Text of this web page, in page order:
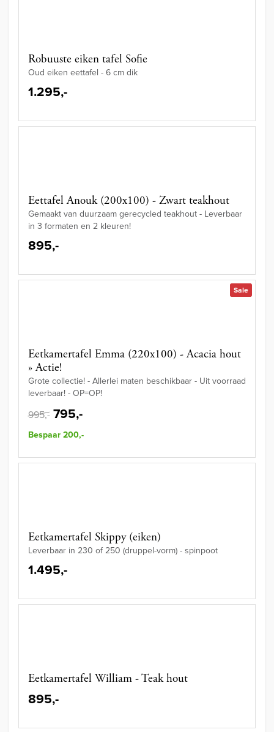
Robuuste eiken tafel Sofie
Oud eiken eettafel - 6 cm dik
1.295,-
Eettafel Anouk (200x100) - Zwart teakhout
Gemaakt van duurzaam gerecycled teakhout - Leverbaar
in 3 formaten en 2 kleuren!
895,-
Sale
Eetkamertafel Emma (220x100) - Acacia hout
» Actie!
Grote collectie! - Allerlei maten beschikbaar - Uit voorraad
leverbaar! - OP=OP!
995,- 795,-
Bespaar 200,-
Eetkamertafel Skippy (eiken)
Leverbaar in 230 of 250 (druppel-vorm) - spinpoot
1.495,-
Eetkamertafel William - Teak hout
895,-